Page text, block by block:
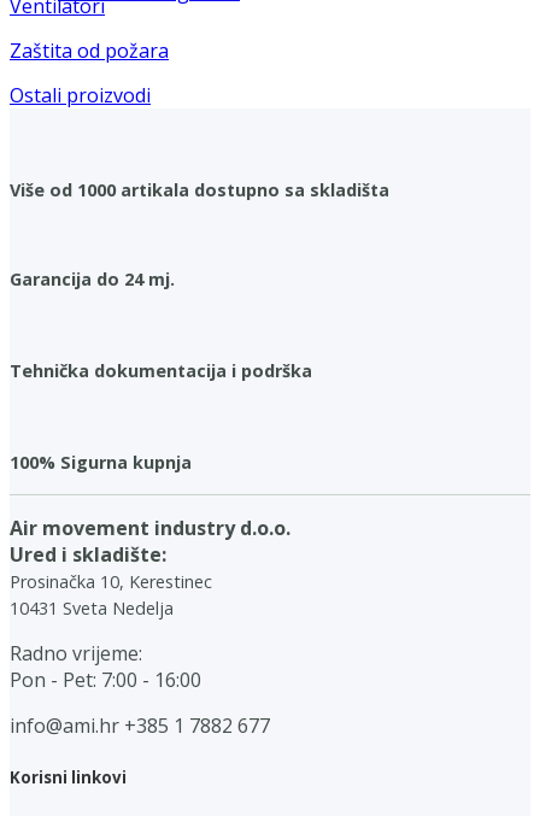
Ventilatori
Zaštita od požara
Ostali proizvodi
Više od 1000 artikala dostupno sa skladišta
Garancija do 24 mj.
Tehnička dokumentacija i podrška
100% Sigurna kupnja
Air movement industry d.o.o.
Ured i skladište:
Prosinačka 10, Kerestinec
10431 Sveta Nedelja
Radno vrijeme:
Pon - Pet: 7:00 - 16:00
info@ami.hr +385 1 7882 677
Korisni linkovi